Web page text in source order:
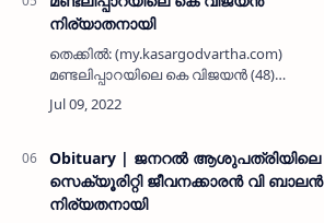
നിര്യാതനായി
തെക്കിൽ: (my.kasargodvartha.com)
മണ്ടലിപ്പാറയിലെ കെ വിജയൻ (48)
നിര്യാതനായി. പരേതനയ കൃഷ്ണൻ - ചിരുത
ദമ്പതികളുടെ മകനാണ്. ഭാര്യ:
രാകേഷ…
Obituary | ജനറൽ ആശുപത്രിയിലെ
സെക്യൂരിറ്റി ജീവനക്കാരൻ വി ബാലൻ
നിര്യതനായി